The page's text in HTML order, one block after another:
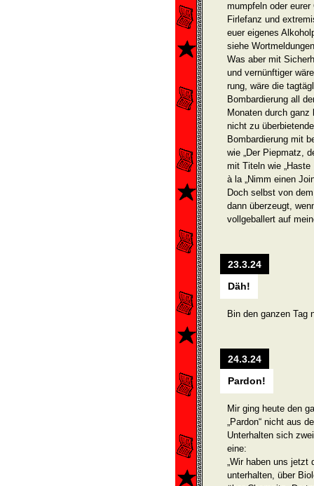
mumpfeln oder
Firlefanz und
euer eigenes
siehe
Was aber mit
und vernünftiger
rung, wäre die
Bombardierung all
Monaten durch
nicht zu
Bombardierung mit
wie „Der Piepmatz,
mit Titeln wie
à la „Nimm einen
Doch selbst von
dann überzeugt,
vollgeballert auf
23.3.24
Däh!
Bin den ganzen Tag
24.3.24
Pardon!
Mir ging heute den
„Pardon“ nicht aus
Unterhalten sich
eine:
„Wir haben uns jetzt
unterhalten, über